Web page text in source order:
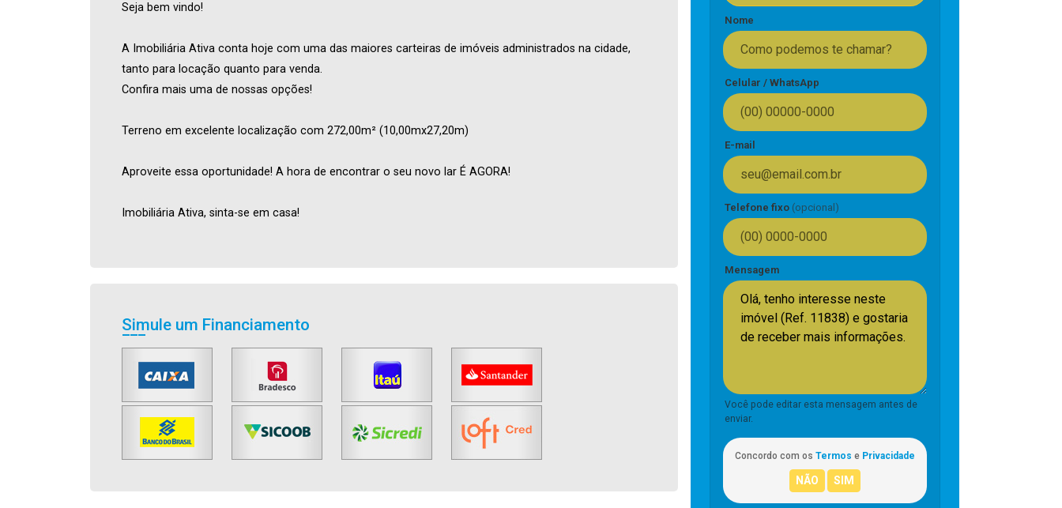
Seja bem vindo!
A Imobiliária Ativa conta hoje com uma das maiores carteiras de imóveis administrados na cidade,
tanto para locação quanto para venda.
Confira mais uma de nossas opções!
Terreno em excelente localização com 272,00m² (10,00mx27,20m)
Aproveite essa oportunidade! A hora de encontrar o seu novo lar É AGORA!
Imobiliária Ativa, sinta-se em casa!
Simule um Financiamento
Nome
Celular / WhatsApp
E-mail
Telefone fixo (opcional)
Mensagem
Você pode editar esta mensagem antes de
enviar.
Concordo com os Termos e Privacidade